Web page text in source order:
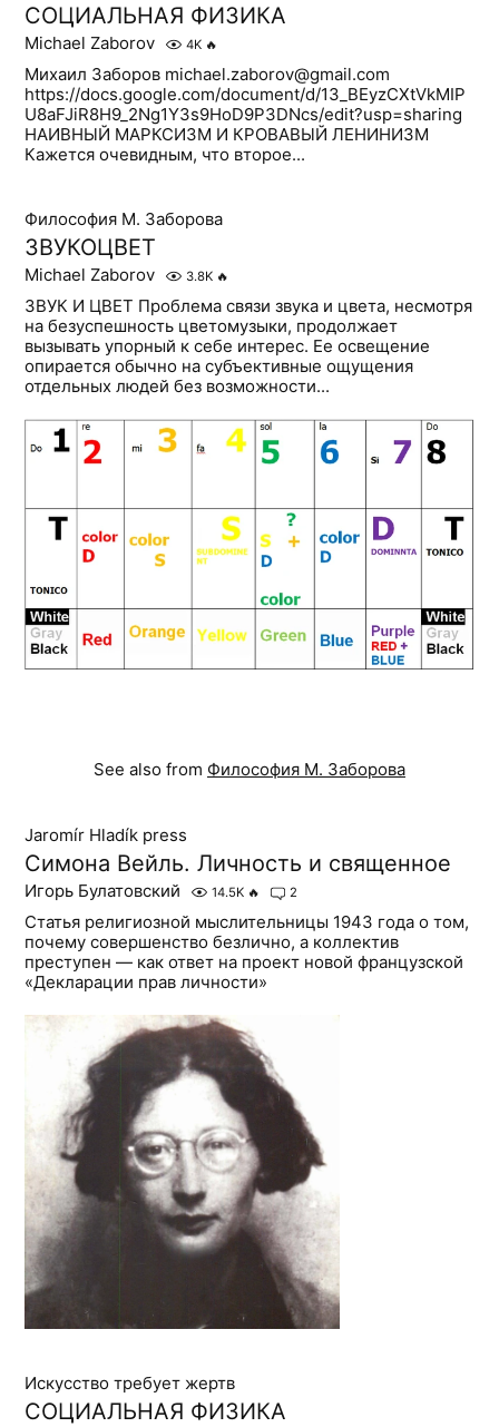
СОЦИАЛЬНАЯ ФИЗИКА
Michael Zaborov 4K 🔥
Михаил Заборов michael.zaborov@gmail.com
https://docs.google.com/document/d/13_BEyzCXtVkMIP
U8aFJiR8H9_2Ng1Y3s9HoD9P3DNcs/edit?usp=sharing
НАИВНЫЙ МАРКСИЗМ И КРОВАВЫЙ ЛЕНИНИЗМ
Кажется очевидным, что второе...
Философия М. Заборова
ЗВУКОЦВЕТ
Michael Zaborov 3.8K 🔥
ЗВУК И ЦВЕТ Проблема связи звука и цвета, несмотря
на безуспешность цветомузыки, продолжает
вызывать упорный к себе интерес. Ее освещение
опирается обычно на субъективные ощущения
отдельных людей без возможности...
See also from Философия М. Заборова
Jaromír Hladík press
Симона Вейль. Личность и священное
Игорь Булатовский 14.5K 🔥 2
Статья религиозной мыслительницы 1943 года о том,
почему совершенство безлично, а коллектив
преступен — как ответ на проект новой французской
«Декларации прав личности»
Искусство требует жертв
СОЦИАЛЬНАЯ ФИЗИКА